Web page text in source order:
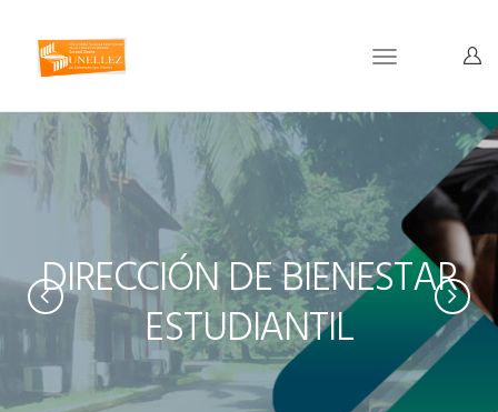
Toggle
DIRECCIÓN DE BIENESTAR
ESTUDIANTIL